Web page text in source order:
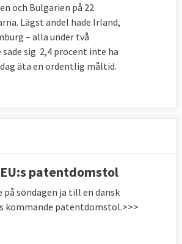
och Bulgarien på 22
Lägst andel hade Irland,
– alla under två
sade sig 2,4 procent inte ha
äta en ordentlig måltid.
patentdomstol
på söndagen ja till en dansk
kommande patentdomstol.>>>